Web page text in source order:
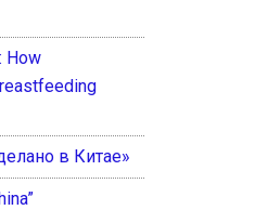
How
в Китае»